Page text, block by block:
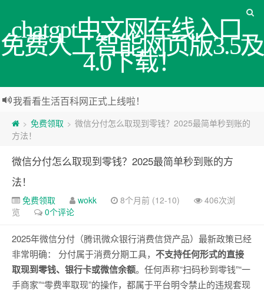
chatgpt中文网在线入口_
免费人工智能网页版3.5及
4.0下载！
我看看生活百科网正式上线啦！
> 免费领取 > 微信分付怎么取现到零钱？2025最简单秒到账的
方法！
微信分付怎么取现到零钱？2025最简单秒到账的方
法！
免费领取 wokk 8个月前 (12-10)
406次浏
览
0个评论
2025年微信分付（腾讯微众银行消费信贷产品）最新政策已经
非常明确： 分付属于消费分期工具， 不支持任何形式的直接
取现到零钱、银行卡或微信余额。任何声称“扫码秒到零钱”“一
手商家”“零费率取现”的操作，都属于平台明令禁止的违规套现